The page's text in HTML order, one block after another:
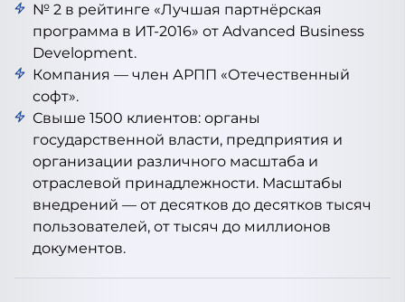
№ 2 в рейтинге «Лучшая партнёрская
программа в ИТ-2016» от Advanced Business
Development.
Компания — член АРПП «Отечественный
софт».
Свыше 1500 клиентов: органы
государственной власти, предприятия и
организации различного масштаба и
отраслевой принадлежности. Масштабы
внедрений — от десятков до десятков тысяч
пользователей, от тысяч до миллионов
документов.